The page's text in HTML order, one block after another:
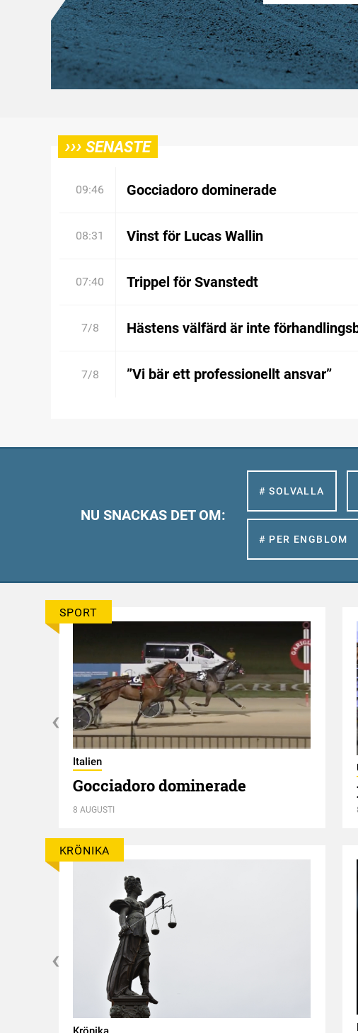
››› SENASTE
09:46 Gocciadoro dominerade
08:31 Vinst för Lucas Wallin
07:40 Trippel för Svanstedt
7/8 Hästens välfärd är inte
7/8 ”Vi bär ett professionellt ansvar”
NU SNACKAS DET OM:
# SOLVALLA
# PER ENGBLOM
SPORT
Italien
Gocciadoro dominerade
8 AUGUSTI
KRÖNIKA